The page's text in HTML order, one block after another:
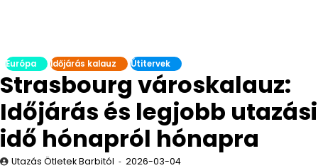
Európa Időjárás kalauz Útitervek
Strasbourg városkalauz:
Időjárás és legjobb utazási
idő hónapról hónapra
Utazás Ötletek Barbitól 2026-03-04